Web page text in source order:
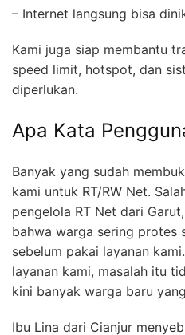
– Internet langsung bisa
Kami juga siap membantu
speed limit, hotspot, dan
diperlukan.
Apa Kata
Banyak yang sudah
kami untuk RT/RW Net.
pengelola RT Net dari
bahwa warga sering protes
sebelum pakai layanan
layanan kami, masalah itu
kini banyak warga baru
Ibu Lina dari Cianjur